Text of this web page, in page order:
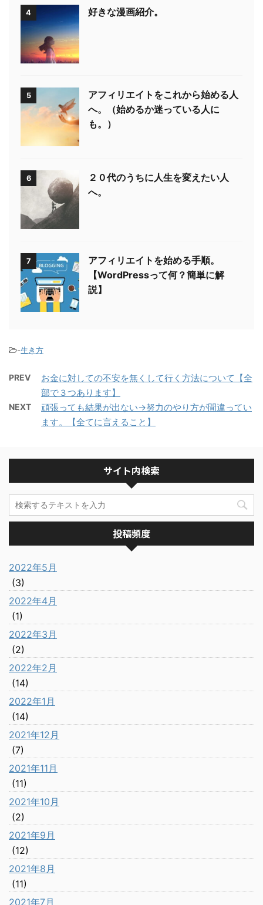
4 好きな漫画紹介。
5
アフィリエイトをこれから始める人
へ。（始めるか迷っている人に
も。）
6
２０代のうちに人生を変えたい人
へ。
7
アフィリエイトを始める手順。
【WordPressって何？簡単に解
説】
-生き方
PREV
お金に対しての不安を無くして行く方法について【全
部で３つあります】
NEXT
頑張っても結果が出ない→努力のやり方が間違ってい
ます。【全てに言えること】
サイト内検索
投稿頻度
2022年5月
(3)
2022年4月
(1)
2022年3月
(2)
2022年2月
(14)
2022年1月
(14)
2021年12月
(7)
2021年11月
(11)
2021年10月
(2)
2021年9月
(12)
2021年8月
(11)
2021年7月